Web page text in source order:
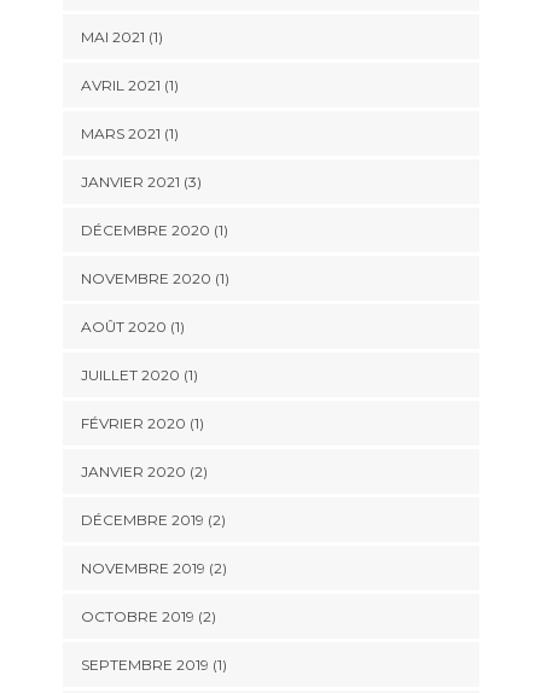
MAI 2021 (1)
AVRIL 2021 (1)
MARS 2021 (1)
JANVIER 2021 (3)
DÉCEMBRE 2020 (1)
NOVEMBRE 2020 (1)
AOÛT 2020 (1)
JUILLET 2020 (1)
FÉVRIER 2020 (1)
JANVIER 2020 (2)
DÉCEMBRE 2019 (2)
NOVEMBRE 2019 (2)
OCTOBRE 2019 (2)
SEPTEMBRE 2019 (1)